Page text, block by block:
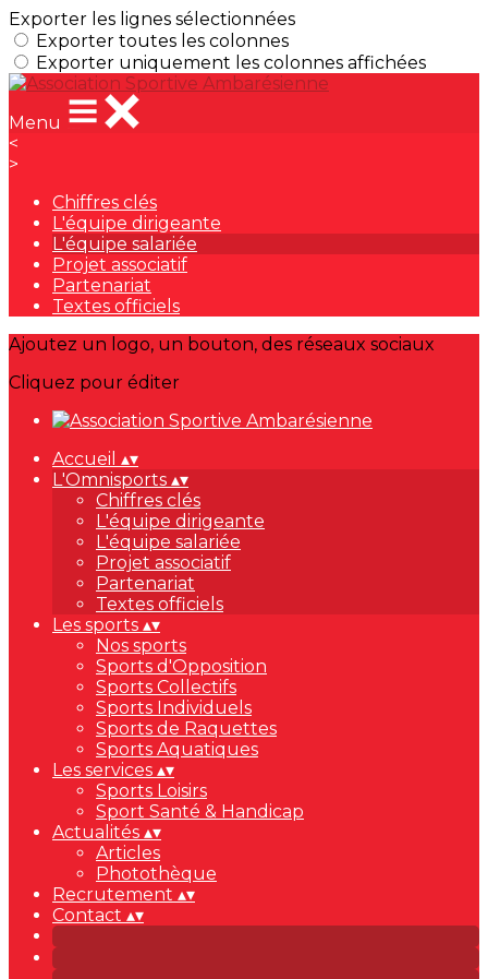
Exporter les lignes sélectionnées
Exporter toutes les colonnes
Exporter uniquement les colonnes affichées
Menu
<
>
Chiffres clés
L'équipe dirigeante
L'équipe salariée
Projet associatif
Partenariat
Textes officiels
Ajoutez un logo, un bouton, des réseaux sociaux
Cliquez pour éditer
Accueil ▴▾
L'Omnisports ▴▾
Chiffres clés
L'équipe dirigeante
L'équipe salariée
Projet associatif
Partenariat
Textes officiels
Les sports ▴▾
Nos sports
Sports d'Opposition
Sports Collectifs
Sports Individuels
Sports de Raquettes
Sports Aquatiques
Les services ▴▾
Sports Loisirs
Sport Santé & Handicap
Actualités ▴▾
Articles
Photothèque
Recrutement ▴▾
Contact ▴▾